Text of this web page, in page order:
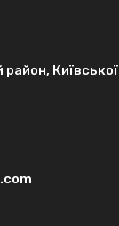
Київської